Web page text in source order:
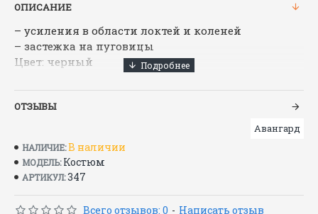
ОПИСАНИЕ
– усиления в области локтей и коленей
– застежка на пуговицы
Цвет: черный
Размеры: с 88–92 по 120–124
Рост: 170–176, 182–188
ОТЗЫВЫ
НАЛИЧИЕ:В наличии
МОДЕЛЬ: Костюм
АРТИКУЛ:347
Авангард
Всего отзывов: 0 - Написать отзыв